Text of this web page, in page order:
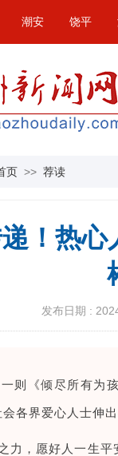
潮安 饶平
页 >> 荐读
！热心
发布日期 :
则《倾尽所有为
各界爱心人士伸
力，愿好人一生